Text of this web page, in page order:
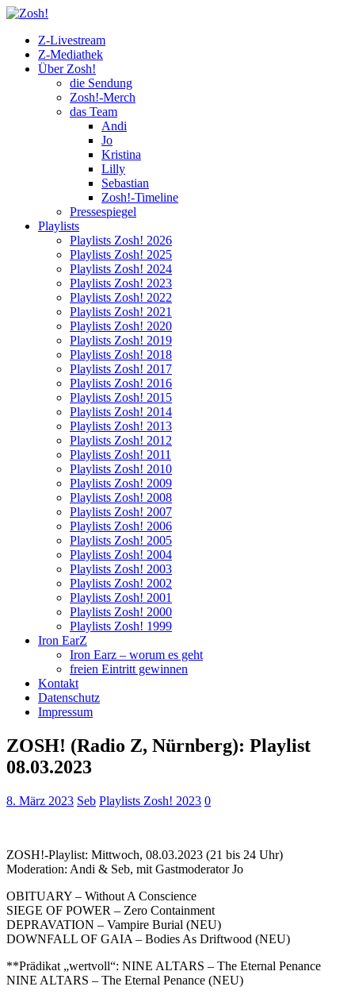
Z-Livestream
Z-Mediathek
Über Zosh!
die Sendung
Zosh!-Merch
das Team
Andi
Jo
Kristina
Lilly
Sebastian
Zosh!-Timeline
Pressespiegel
Playlists
Playlists Zosh! 2026
Playlists Zosh! 2025
Playlists Zosh! 2024
Playlists Zosh! 2023
Playlists Zosh! 2022
Playlists Zosh! 2021
Playlists Zosh! 2020
Playlists Zosh! 2019
Playlists Zosh! 2018
Playlists Zosh! 2017
Playlists Zosh! 2016
Playlists Zosh! 2015
Playlists Zosh! 2014
Playlists Zosh! 2013
Playlists Zosh! 2012
Playlists Zosh! 2011
Playlists Zosh! 2010
Playlists Zosh! 2009
Playlists Zosh! 2008
Playlists Zosh! 2007
Playlists Zosh! 2006
Playlists Zosh! 2005
Playlists Zosh! 2004
Playlists Zosh! 2003
Playlists Zosh! 2002
Playlists Zosh! 2001
Playlists Zosh! 2000
Playlists Zosh! 1999
Iron EarZ
Iron Earz – worum es geht
freien Eintritt gewinnen
Kontakt
Datenschutz
Impressum
ZOSH! (Radio Z, Nürnberg): Playlist
08.03.2023
8. März 2023 Seb Playlists Zosh! 2023 0
ZOSH!-Playlist: Mittwoch, 08.03.2023 (21 bis 24 Uhr)
Moderation: Andi & Seb, mit Gastmoderator Jo
OBITUARY – Without A Conscience
SIEGE OF POWER – Zero Containment
DEPRAVATION – Vampire Burial (NEU)
DOWNFALL OF GAIA – Bodies As Driftwood (NEU)
**Prädikat „wertvoll“: NINE ALTARS – The Eternal Penance
NINE ALTARS – The Eternal Penance (NEU)